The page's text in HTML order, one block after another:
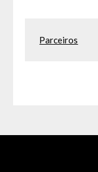
Parceiros